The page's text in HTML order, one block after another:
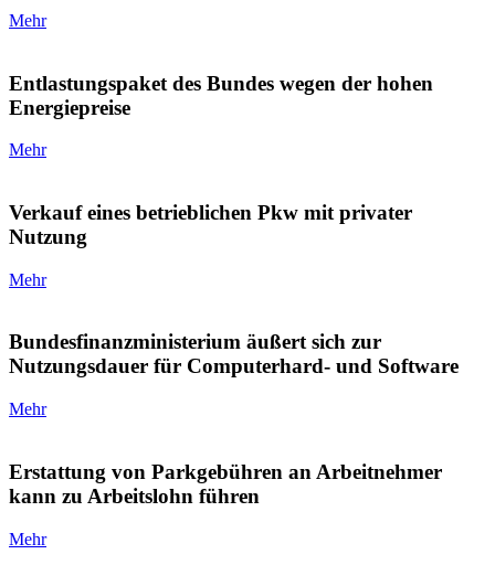
Mehr
Entlastungspaket des Bundes wegen der hohen
Energiepreise
Mehr
Verkauf eines betrieblichen Pkw mit privater
Nutzung
Mehr
Bundesfinanzministerium äußert sich zur
Nutzungsdauer für Computerhard- und Software
Mehr
Erstattung von Parkgebühren an Arbeitnehmer
kann zu Arbeitslohn führen
Mehr